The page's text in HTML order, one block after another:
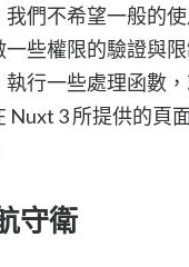
們不希望一般的
些權限的驗證與
行一些處理函數
Nuxt 3 所提供的頁
守衛